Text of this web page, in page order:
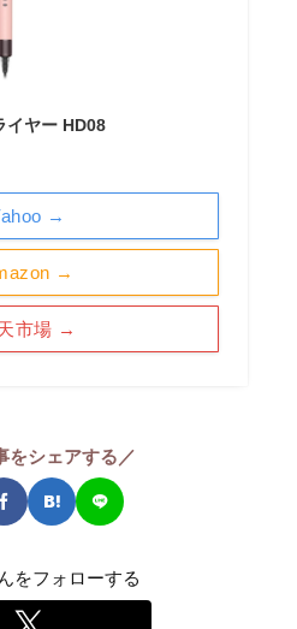
イヤー HD08
→
市場 →
→
をシェアする／
をフォローする